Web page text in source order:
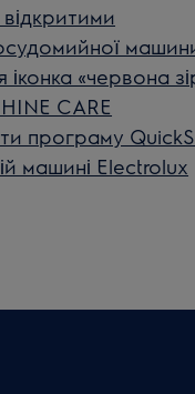
іконка «червона
CARE
програму
машині Electrolux